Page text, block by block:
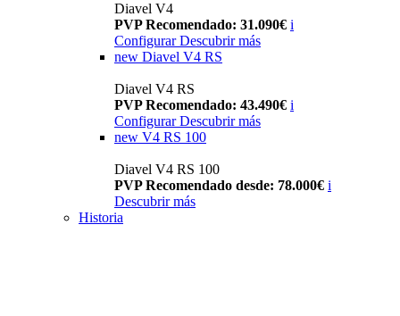
Diavel V4
PVP Recomendado: 31.090€ i
Configurar Descubrir más
new Diavel V4 RS
Diavel V4 RS
PVP Recomendado: 43.490€ i
Configurar Descubrir más
new V4 RS 100
Diavel V4 RS 100
PVP Recomendado desde: 78.000€ i
Descubrir más
Historia